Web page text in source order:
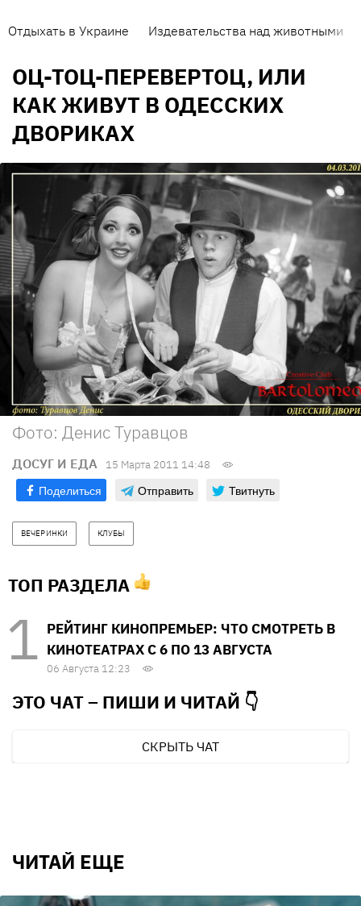
Отдыхать в Украине Издевательства над животными
ОЦ-ТОЦ-ПЕРЕВЕРТОЦ, ИЛИ
КАК ЖИВУТ В ОДЕССКИХ
ДВОРИКАХ
Фото: Денис Туравцов
ДОСУГ И ЕДА 15 Марта 2011 14:48
Поделиться Отправить Твитнуть
ВЕЧЕРИНКИ КЛУБЫ
ТОП РАЗДЕЛА
РЕЙТИНГ КИНОПРЕМЬЕР: ЧТО СМОТРЕТЬ В
КИНОТЕАТРАХ С 6 ПО 13 АВГУСТА
06 Августа 12:23
ЭТО ЧАТ – ПИШИ И ЧИТАЙ 👇
СКРЫТЬ ЧАТ
ЧИТАЙ ЕЩЕ